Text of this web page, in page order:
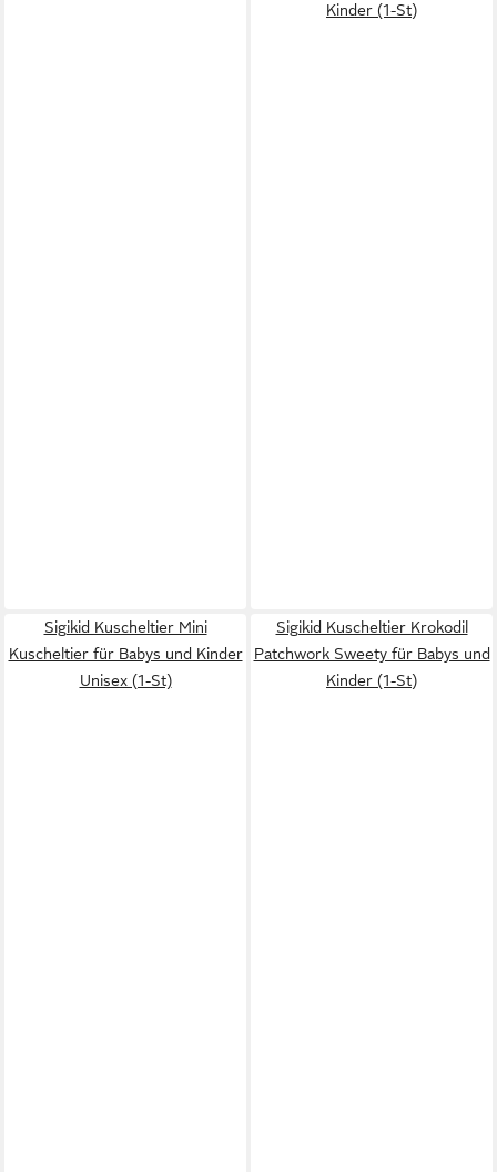
Kinder (1-St)
Sigikid Kuscheltier Mini
Kuscheltier für Babys und Kinder
Unisex (1-St)
Sigikid Kuscheltier Krokodil
Patchwork Sweety für Babys und
Kinder (1-St)